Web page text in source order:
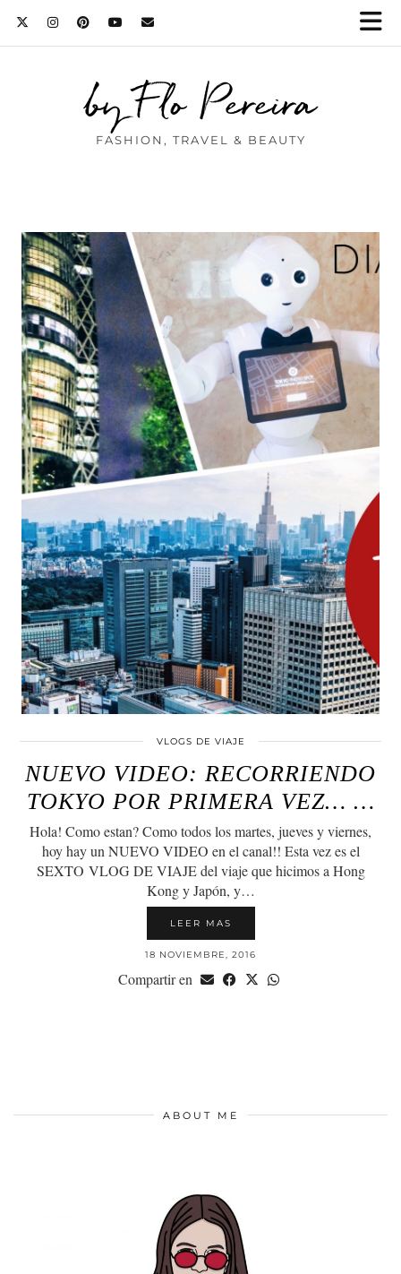
by Flo Pereira
FASHION, TRAVEL & BEAUTY
VLOGS DE VIAJE
NUEVO VIDEO: RECORRIENDO
TOKYO POR PRIMERA VEZ… …
Hola! Como estan? Como todos los martes, jueves y viernes,
hoy hay un NUEVO VIDEO en el canal!! Esta vez es el
SEXTO VLOG DE VIAJE del viaje que hicimos a Hong
Kong y Japón, y…
LEER MAS
18 NOVIEMBRE, 2016
Compartir en
ABOUT ME